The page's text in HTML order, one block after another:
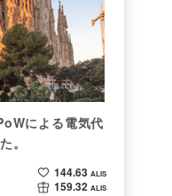
による電気代
。
144.63 ALIS
159.32 ALIS